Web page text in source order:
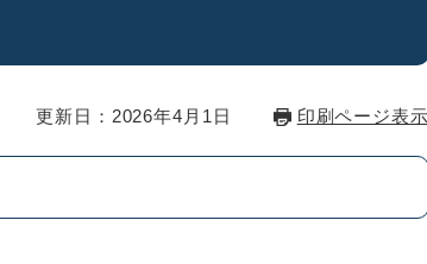
更新日：2026年4月1日 印刷ページ表示